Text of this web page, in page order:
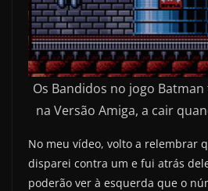
Os Bandidos no jogo
na Versão Amiga, a cair
No meu vídeo, volto a relembrar
disparei contra um e fui atrás
poderão ver à esquerda que o